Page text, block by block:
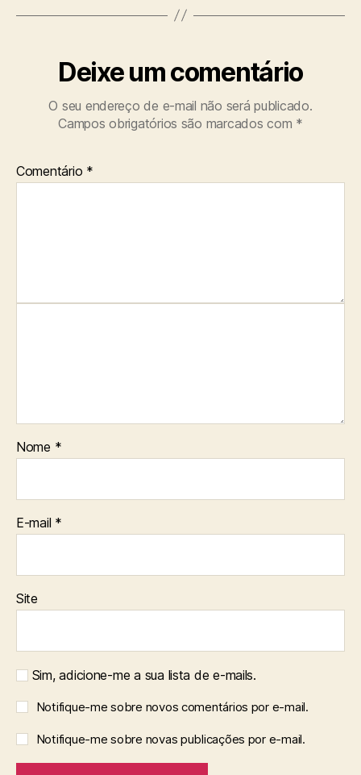
Deixe um comentário
O seu endereço de e-mail não será publicado.
Campos obrigatórios são marcados com *
Comentário *
Nome *
E-mail *
Site
Sim, adicione-me a sua lista de e-mails.
Notifique-me sobre novos comentários por e-mail.
Notifique-me sobre novas publicações por e-mail.